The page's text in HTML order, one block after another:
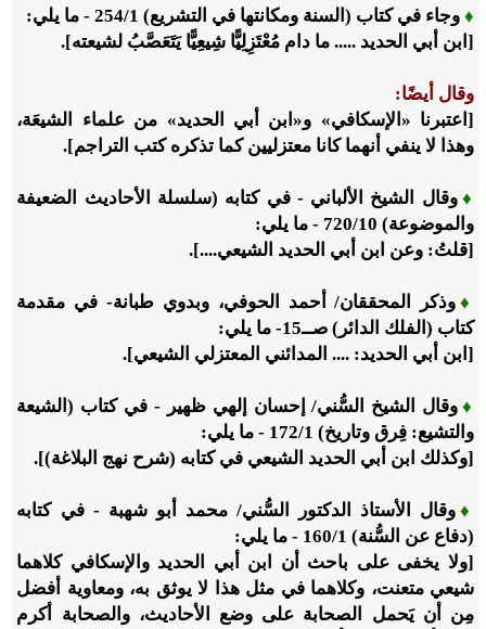
♦ وجاء في كتاب (السنة ومكانتها في التشريع) 1
/‏
254 - ما يلي:
[ابن أبي الحديد ..... ما دام مُعْتَزِلِيًّا شِيعِيًّا يَتَعَصَّبُ لشيعته].
وقال أيضًا:
[اعتبرنا «الإسكافي» و«ابن أبي الحديد» من علماء الشيعَة،
وهذا لا ينفي أنهما كانا معتزليين كما تذكره كتب التراجم].
♦ وقال الشيخ الألباني - في كتابه (سلسلة الأحاديث الضعيفة
والموضوعة) 10
/‏
720 - ما يلي:
[قلتُ: وعن ابن أبي الحديد الشيعي....].
♦وذكر المحققان/ أحمد الحوفي، وبدوي طبانة- في مقدمة
كتاب (الفلك الدائر) صــ15- ما يلي:
[ابن أبي الحديد: .... المدائني المعتزلي الشيعي].
♦وقال الشيخ السُّني/ إحسان إلهي ظهير - في كتاب (الشيعة
والتشيع: فِرق وتاريخ) 1
/‏
172 - ما يلي:
[وكذلك ابن أبي الحديد الشيعي في كتابه (شرح نهج البلاغة)].
♦ وقال الأستاذ الدكتور السُّني/ محمد أبو شهبة - في كتابه
(دفاع عن السُّنة) 1
/‏
160 - ما يلي:
[ولا يخفى على باحث أن ابن أبي الحديد والإسكافي كلاهما
شيعي متعنت، وكلاهما في مثل هذا لا يوثق به، ومعاوية أفضل
مِن أن يَحمل الصحابة على وضع الأحاديث، والصحابة أكرم